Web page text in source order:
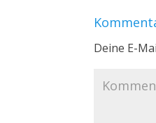
Deine E-